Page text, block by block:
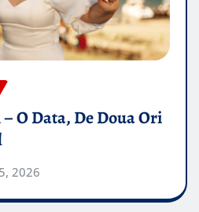
O Data, De Doua Ori
2026